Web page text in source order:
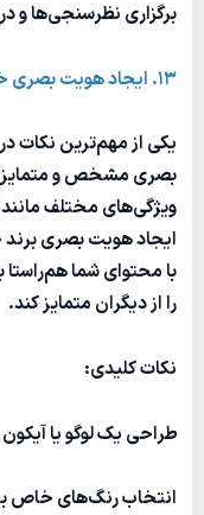
برگزاری نظرسنجی‌ها و
13. ایجاد هویت بصری خاص برای برند شخصی
یکی از مهم‌ترین نکات
ویژگی‌های مختلف مانند
ایجاد هویت بصری برند
با محتوای شما
را از دیگران متمایز کند.
نکات کلیدی:
طراحی یک لوگو یا
انتخاب رنگ‌های خاص